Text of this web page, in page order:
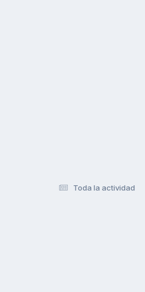
Toda la actividad